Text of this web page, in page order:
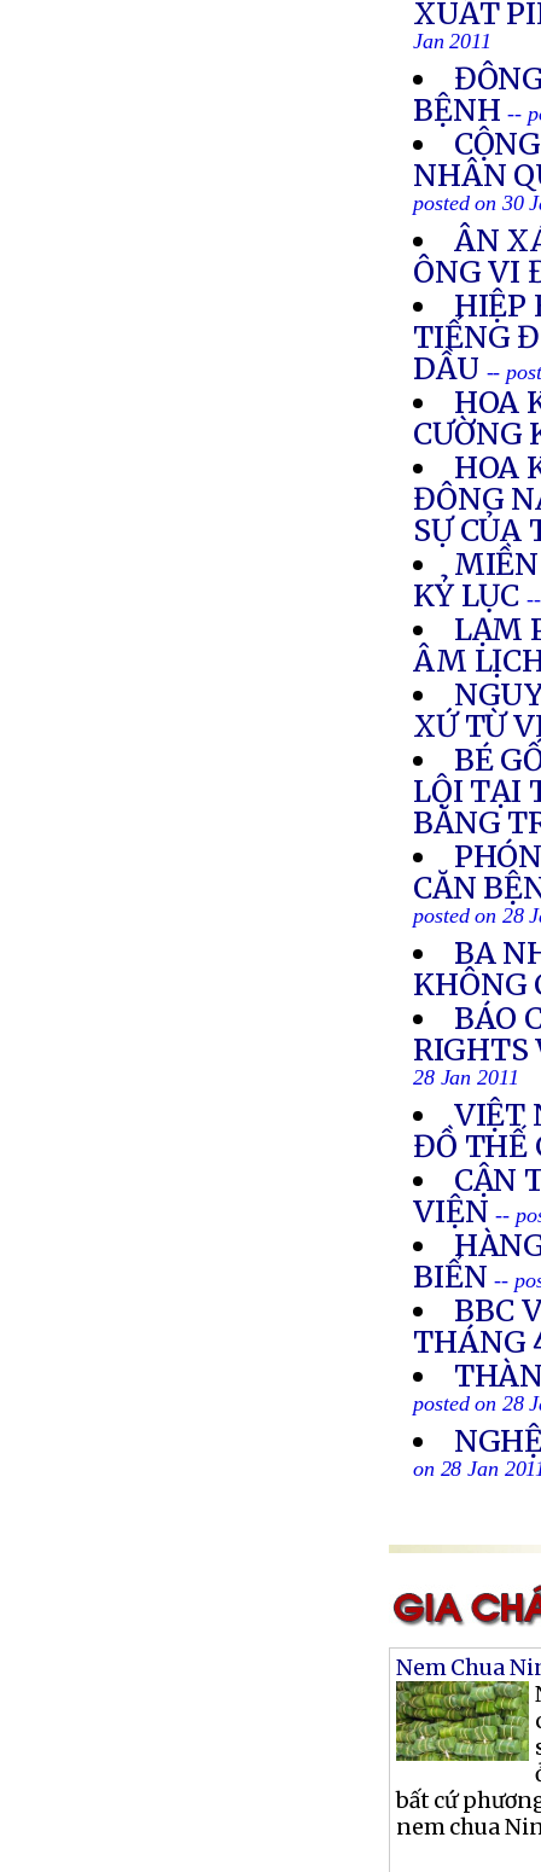
XUẤT
Jan 2011
BỆNH --
NHÂN
posted on 30
ÂN
ÔNG VI
HIỆP
TIẾNG
DẦU --
HOA
CƯỜNG
HOA
ĐÔNG
SỰ CỦA
KỶ LỤC
LẠM
ÂM
XỨ TỪ
BÉ
LỘI TẠI
BĂNG
CĂN
posted on 28
BA
KHÔNG
BÁO
RIGHTS
28 Jan 2011
VIỆT
ĐỒ THẾ
CẬN
VIỆN--
BIỂN --
BBC
THÁNG
posted on 28
on 28 Jan
Nem Chua
bất cứ
nem chua